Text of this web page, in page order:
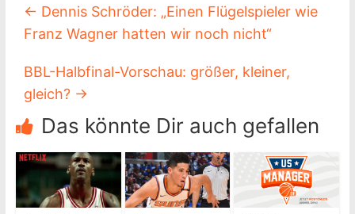
← Dennis Schröder: „Einen Flügelspieler wie
Franz Wagner hatten wir noch nicht“
BBL-Halbfinal-Vorschau: größer, kleiner,
gleich? →
Das könnte Dir auch gefallen